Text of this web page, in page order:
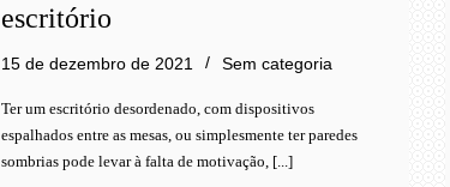
escritório
15 de dezembro de 2021 Sem categoria
Ter um escritório desordenado, com dispositivos
espalhados entre as mesas, ou simplesmente ter paredes
sombrias pode levar à falta de motivação, [...]